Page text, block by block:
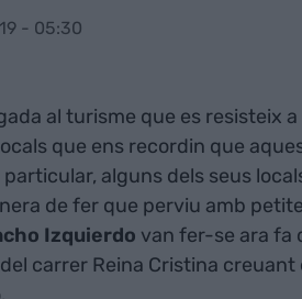
- 05:30
al turisme que es resisteix
que ens recordin que
alguns dels seus
de fer que perviu amb
Izquierdo van fer-se ara fa
carrer Reina Cristina creuant